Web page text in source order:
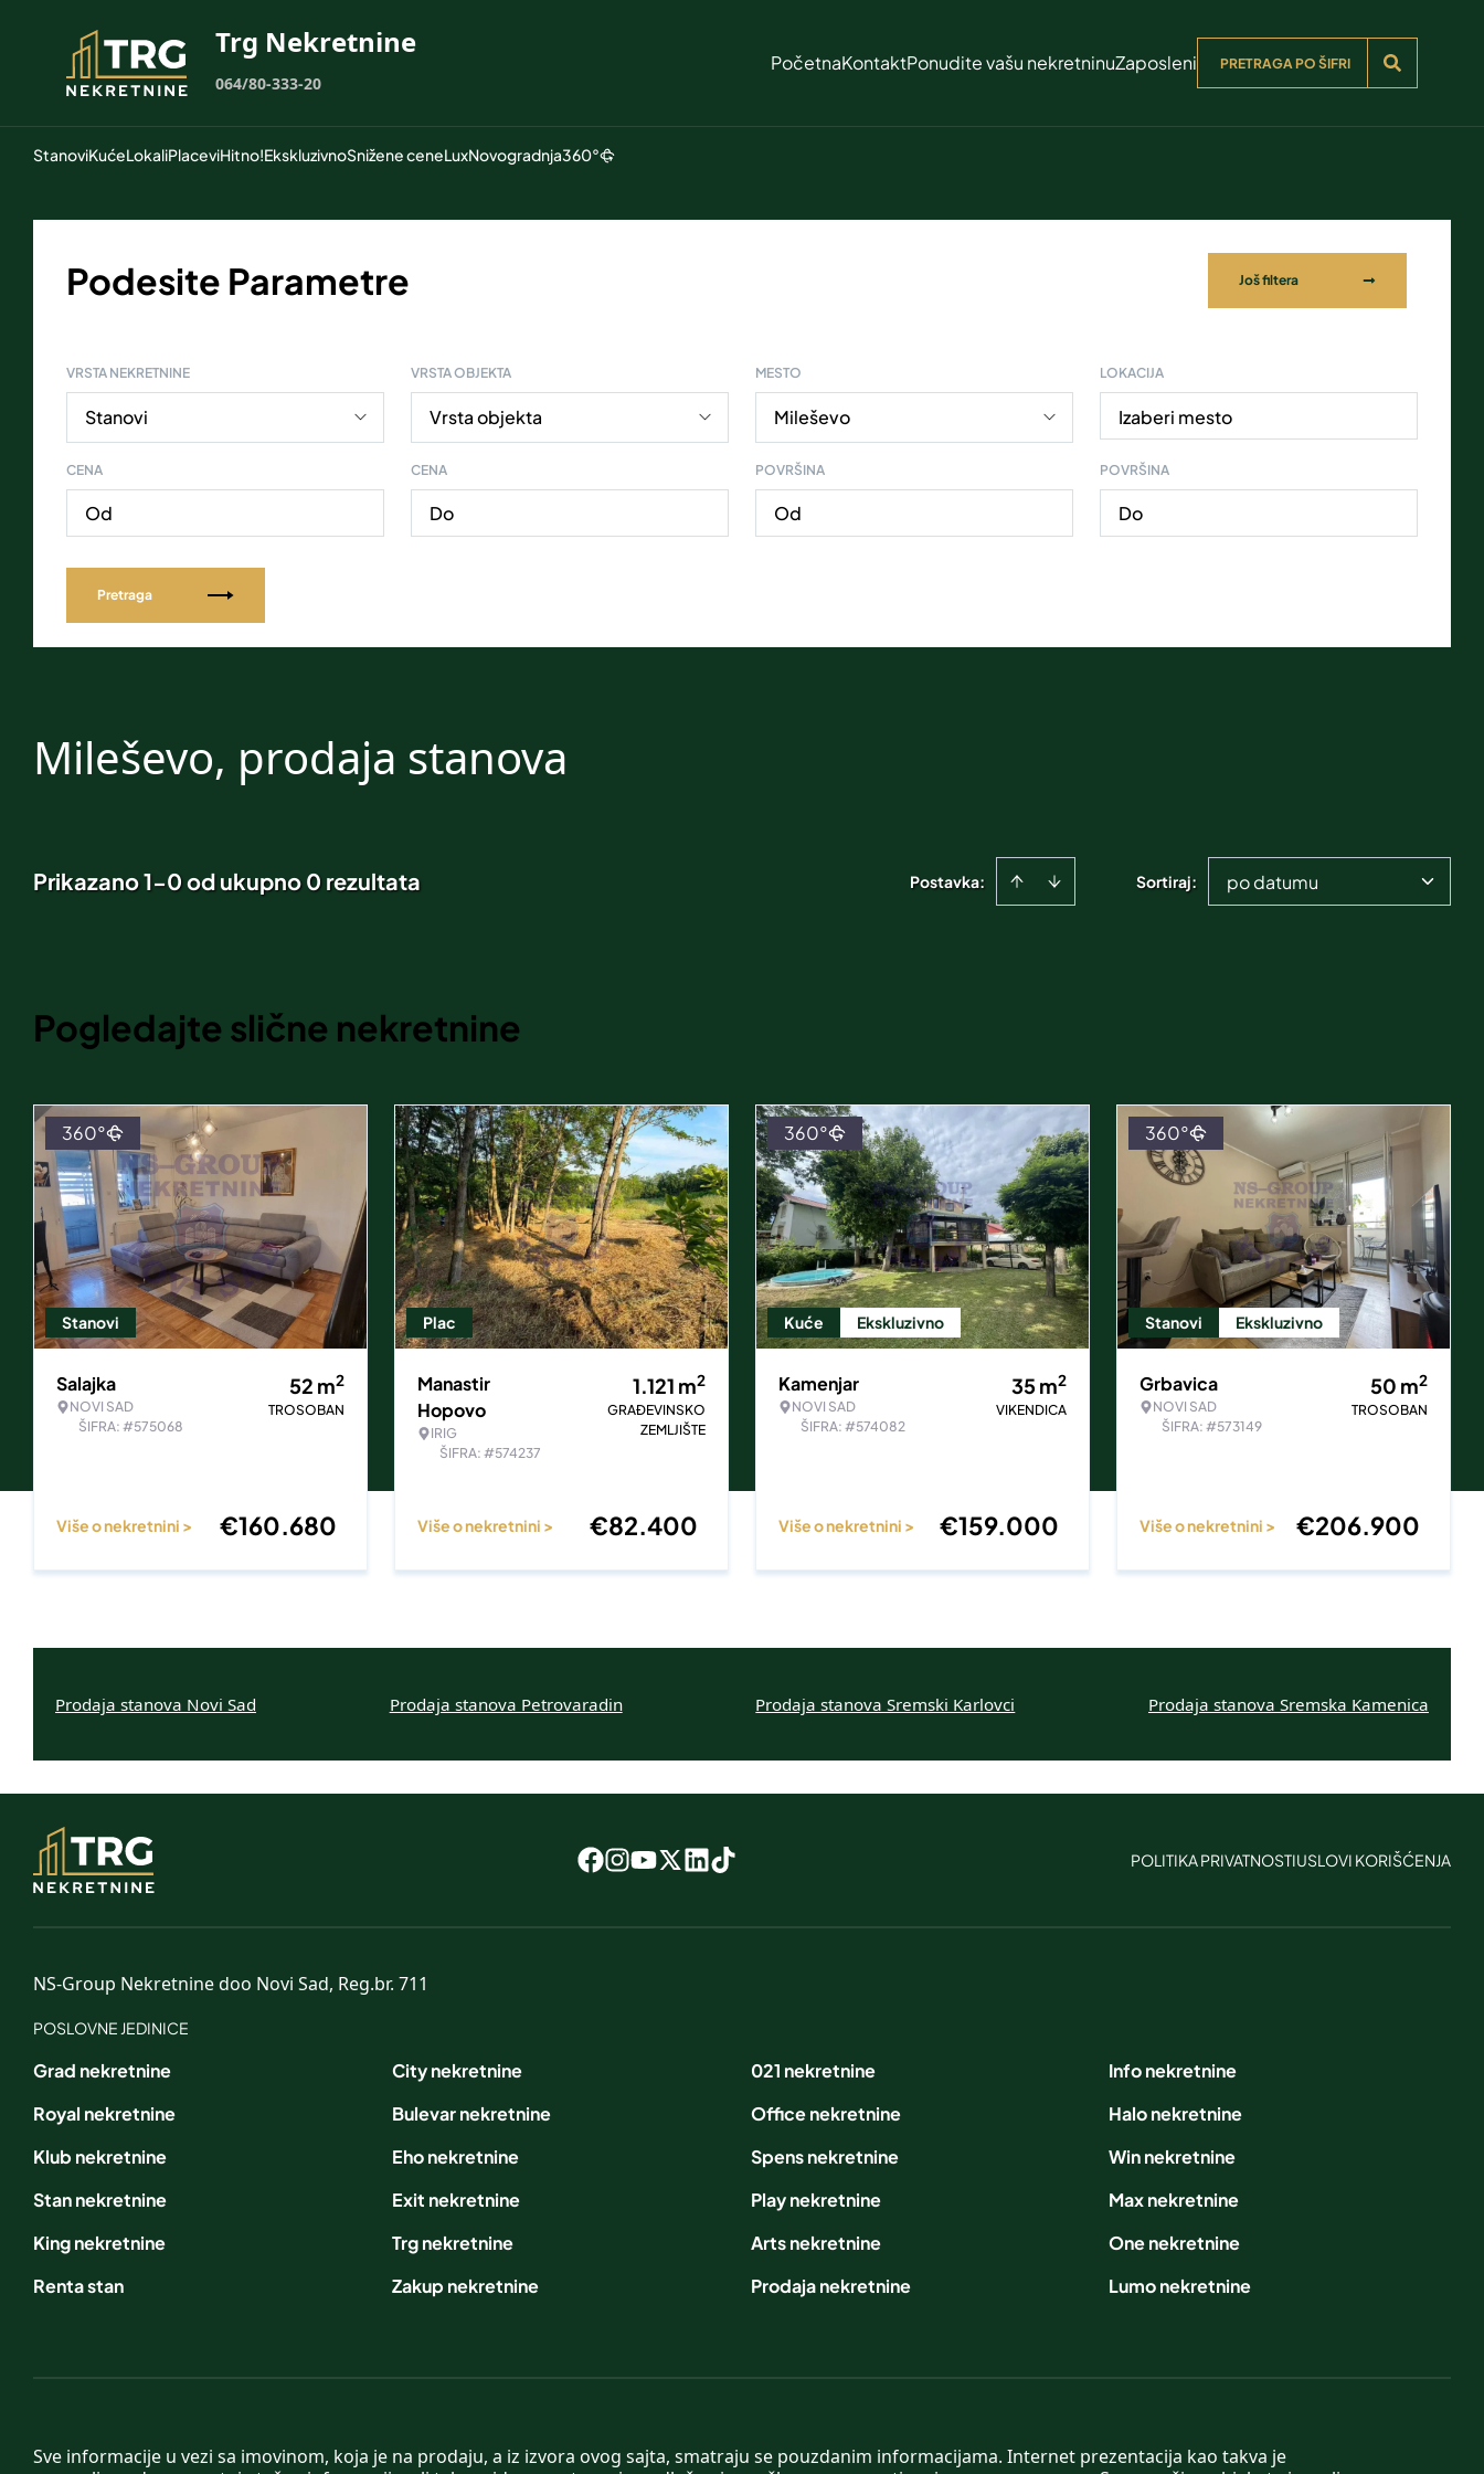
Trg Nekretnine
064/80-333-20
PočetnaKontaktPonudite vašu nekretninuZaposleni
StanoviKućeLokaliPlaceviHitno!EkskluzivnoSnižene ceneLuxNovogradnja360°
Podesite Parametre Još filtera
VRSTA NEKRETNINE VRSTA OBJEKTA MESTO LOKACIJA
Izaberi mesto
CENA CENA POVRŠINA POVRŠINA
Pretraga
Mileševo, prodaja stanova
Prikazano 1-0 od ukupno 0 rezultata Postavka: Sortiraj: po datumu
Pogledajte slične nekretnine
Stanovi
360°
Salajka
NOVI SAD
ŠIFRA: #575068
52 m2
TROSOBAN
Više o nekretnini > €160.680
Plac
Manastir
Hopovo
IRIG
ŠIFRA: #574237
1.121 m2
GRAĐEVINSKO
ZEMLJIŠTE
Više o nekretnini > €82.400
Kuće Ekskluzivno
360°
Kamenjar
NOVI SAD
ŠIFRA: #574082
35m2
VIKENDICA
Više o nekretnini > €159.000
Stanovi Ekskluzivno
360°
Grbavica
NOVI SAD
ŠIFRA: #573149
50 m2
TROSOBAN
Više o nekretnini > €206.900
Prodaja stanova Novi Sad Prodaja stanova Petrovaradin Prodaja stanova Sremski Karlovci Prodaja stanova Sremska Kamenica
POLITIKA PRIVATNOSTIUSLOVI KORIŠĆENJA
Sve informacije u vezi sa imovinom, koja je na prodaju, a iz izvora ovog sajta, smatraju se pouzdanim informacijama. Internet prezentacija kao takva je
NS-Group Nekretnine doo Novi Sad, Reg.br. 711
POSLOVNE JEDINICE
Grad nekretnine City nekretnine 021 nekretnine
Info nekretnine
Royal nekretnine
Bulevar nekretnine Office nekretnine
Halo nekretnine
Klub nekretnine
Eho nekretnine Spens nekretnine
Win nekretnine
Stan nekretnine
Exit nekretnine Play nekretnine
Max nekretnine
King nekretnine
Trg nekretnine Arts nekretnine
One nekretnine
Renta stan
Zakup nekretnine Prodaja nekretnine Lumo nekretnine